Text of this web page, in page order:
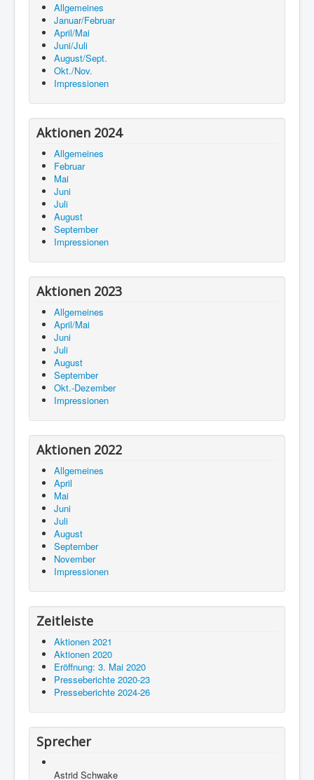
Allgemeines
Januar/Februar
April/Mai
Juni/Juli
August/Sept.
Okt./Nov.
Impressionen
Aktionen 2024
Allgemeines
Februar
Mai
Juni
Juli
August
September
Impressionen
Aktionen 2023
Allgemeines
April/Mai
Juni
Juli
August
September
Okt.-Dezember
Impressionen
Aktionen 2022
Allgemeines
April
Mai
Juni
Juli
August
September
November
Impressionen
Zeitleiste
Aktionen 2021
Aktionen 2020
Eröffnung: 3. Mai 2020
Presseberichte 2020-23
Presseberichte 2024-26
Sprecher
Astrid Schwake